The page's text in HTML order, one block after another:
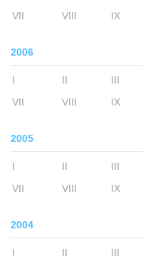
VII
VIII IX
2006
I II III
VII
VIII IX
2005
I II III
VII
VIII IX
2004
I II III